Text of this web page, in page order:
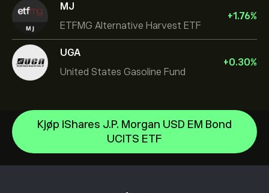
MJ
ETFMG Alternative Harvest ETF
+1.76%
UGA
United States Gasoline Fund
+0.30%
Kjøp iShares J.P. Morgan USD EM Bond
UCITS ETF
Invesco S&P 500 Equal Weight ETF
iShares $ Treasury Bond 0-1yr UCITS ETF